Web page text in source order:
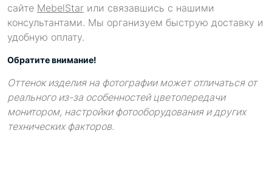
сайте MebelStar или связавшись с нашими
консультантами. Мы организуем быструю доставку и
удобную оплату.
Обратите внимание!
Оттенок изделия на фотографии может отличаться от
реального из-за особенностей цветопередачи
монитором, настройки фотооборудования и других
технических факторов.